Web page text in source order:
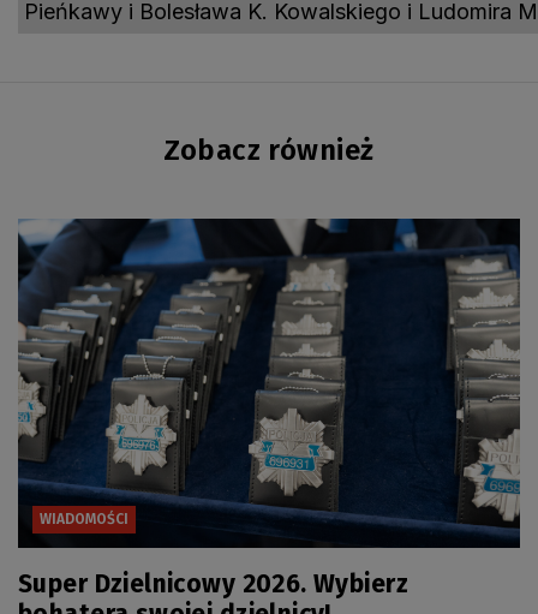
Pieńkawy i Bolesława K. Kowalskiego i Ludomira
Zobacz również
WIADOMOŚCI
Super Dzielnicowy 2026. Wybierz